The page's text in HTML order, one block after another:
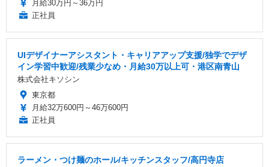
月給30万円～36万円
正社員
UIデザイナーアシスタント・キャリアアップ支援/独学でデザ
イン学習中歓迎/残業少なめ・月給30万以上可・港区南青山
株式会社キソシン
東京都
月給32万600円～46万600円
正社員
ラーメン・つけ麺のホール/キッチンスタッフ/高円寺店